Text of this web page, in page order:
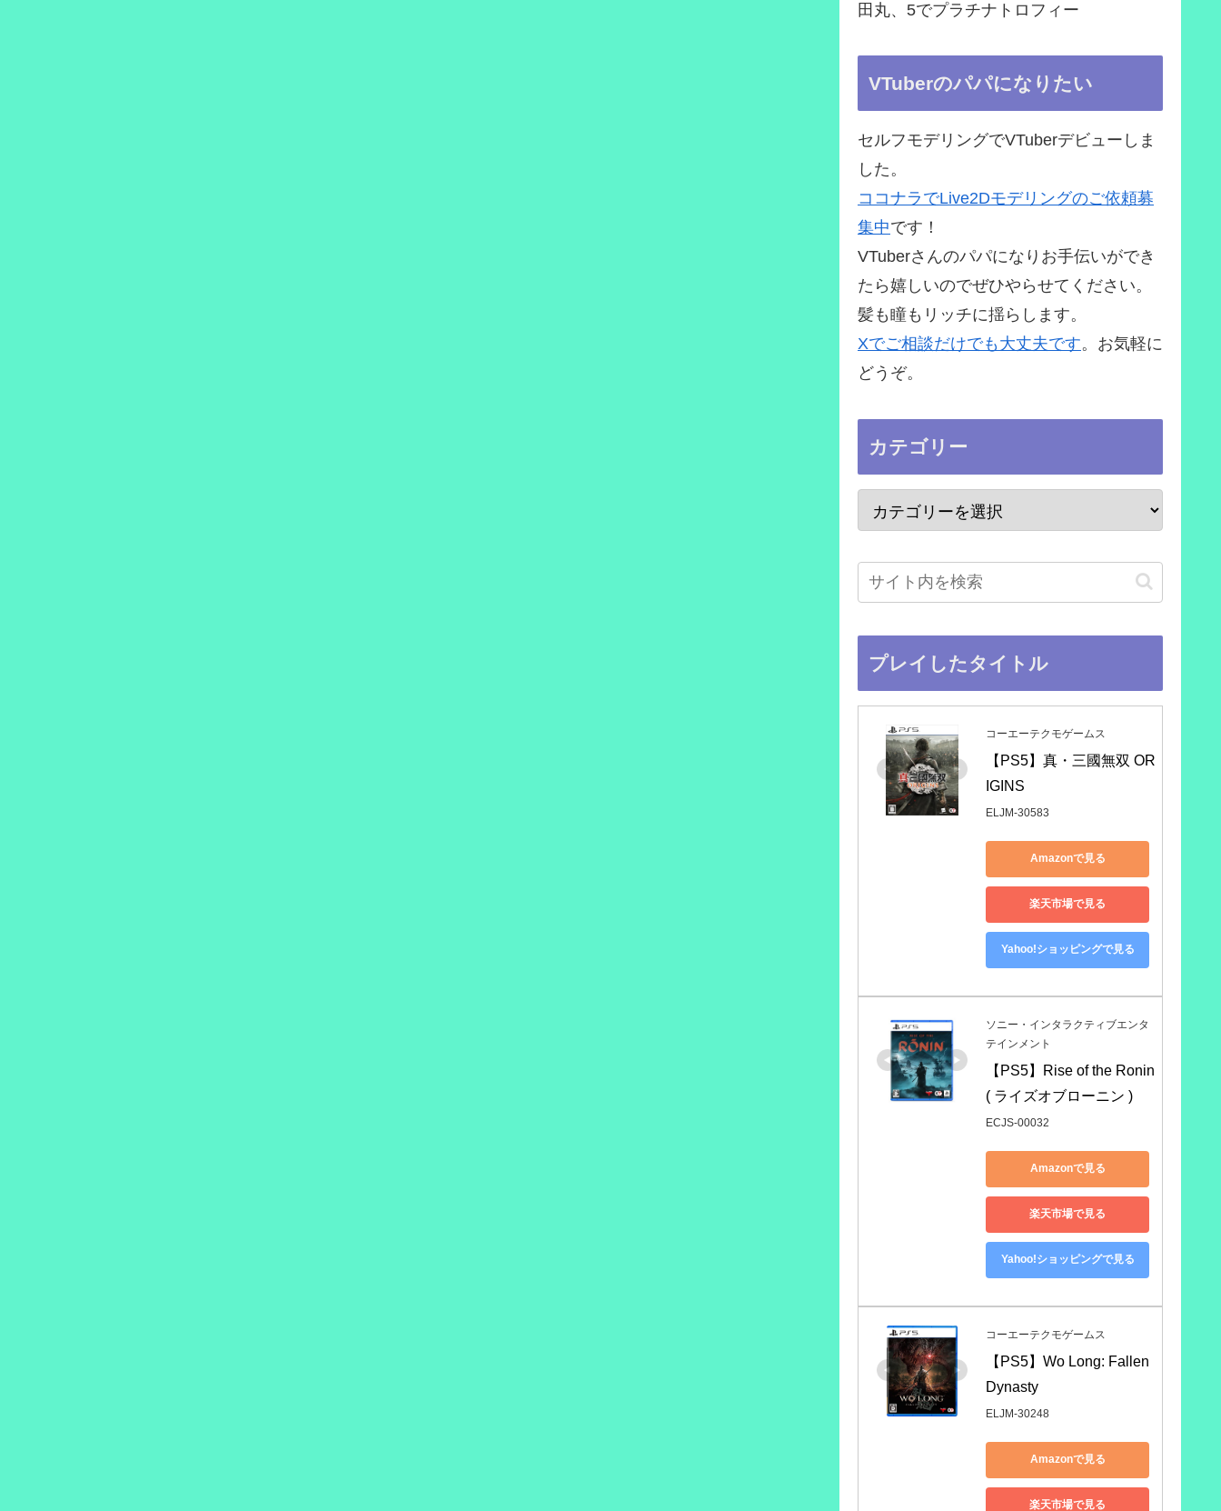
田丸、5でプラチナトロフィー
VTuberのパパになりたい
セルフモデリングでVTuberデビューしま
した。
ココナラでLive2Dモデリングのご依頼募
集中です！
VTuberさんのパパになりお手伝いができ
たら嬉しいのでぜひやらせてください。
髪も瞳もリッチに揺らします。
Xでご相談だけでも大丈夫です。お気軽に
どうぞ。
カテゴリー
プレイしたタイトル
コーエーテクモゲームス
【PS5】真・三國無双 OR
IGINS
ELJM-30583
Amazonで見る
楽天市場で見る
Yahoo!ショッピングで見る
ソニー・インタラクティブエンタ
テインメント
【PS5】Rise of the Ronin
( ライズオブローニン )
ECJS-00032
Amazonで見る
楽天市場で見る
Yahoo!ショッピングで見る
コーエーテクモゲームス
【PS5】Wo Long: Fallen
Dynasty
ELJM-30248
Amazonで見る
楽天市場で見る